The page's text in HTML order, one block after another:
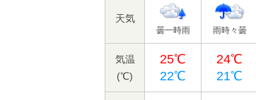
天気
曇一時雨 雨時々曇
気温
(℃)
25℃
22℃
24℃
21℃